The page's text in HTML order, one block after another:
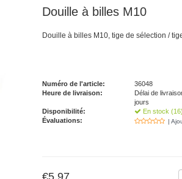
Douille à billes M10
Douille à billes M10, tige de sélection /
Numéro de l'article:
36048
Heure de livraison:
Délai de
jours
Disponibilité:
En stock (16)
Évaluations:
|
€5,97